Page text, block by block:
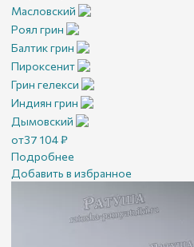
Масловский
Роял грин
Балтик грин
Пироксенит
Грин гелекси
Индиян грин
Дымовский
от37 104₽
Подробнее
Добавить в избранное